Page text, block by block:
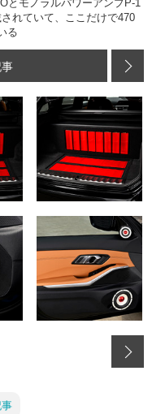
とモノラルパワーアンプP-1
れていて、ここだけで470
る
事